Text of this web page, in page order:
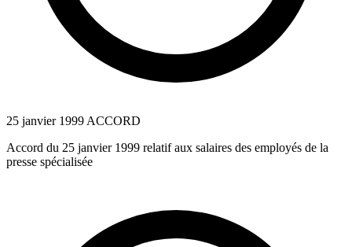
25 janvier 1999 ACCORD
Accord du 25 janvier 1999 relatif aux salaires des employés de la
presse spécialisée